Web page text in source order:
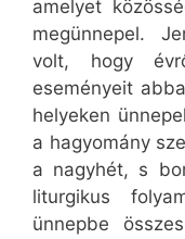
amelyet
megünnepel.
volt, hogy
eseményeit
helyeken
a hagyomány
a nagyhét, s
liturgikus
ünnepbe